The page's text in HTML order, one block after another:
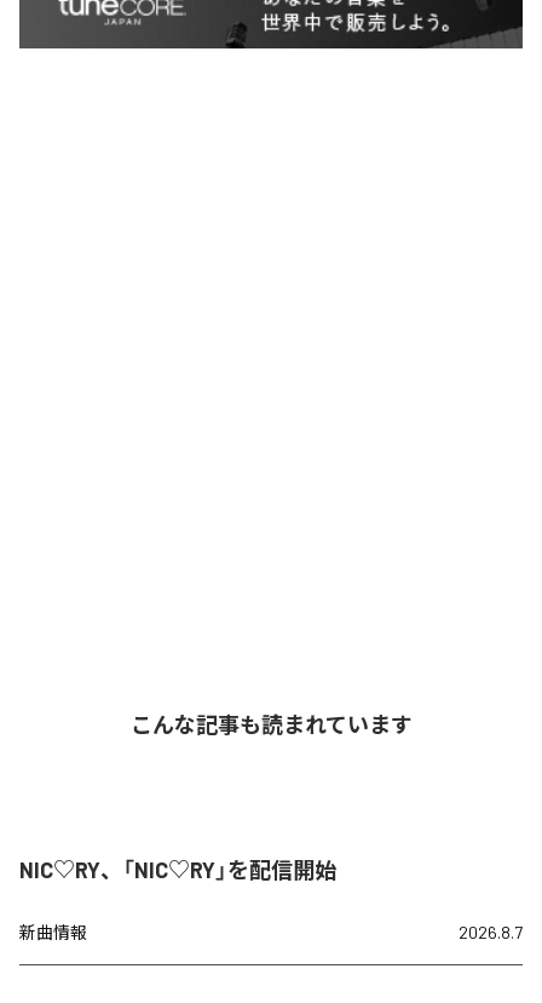
こんな記事も読まれています
NIC♡RY、「NIC♡RY」を配信開始
新曲情報 2026.8.7